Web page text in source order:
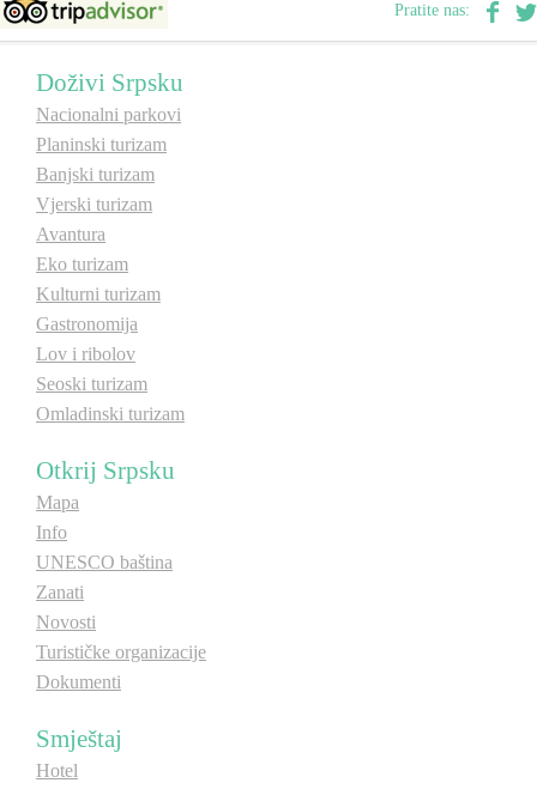
Otkrij Srpsku
Pratite nas:
Doživi Srpsku
Nacionalni parkovi
Planinski turizam
Banjski turizam
Vjerski turizam
Avantura
Eko turizam
Kulturni turizam
Gastronomija
Lov i ribolov
Seoski turizam
Omladinski turizam
Otkrij Srpsku
Mapa
Info
UNESCO baština
Zanati
Novosti
Turističke organizacije
Dokumenti
Smještaj
Hotel